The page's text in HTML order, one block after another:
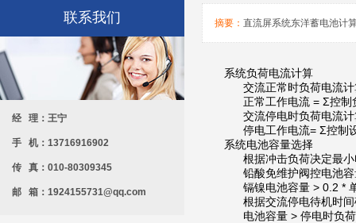
联系我们
经 理：王宁
手 机：13716916902
传 真：010-80309345
邮 箱：1924155731@qq.com
摘要： 直流屏系统东洋蓄电池计
系统负荷电流计算
交流正常时负荷电流计
正常工作电流 = Σ控制
交流停电时负荷电流计
停电工作电流= Σ控制
系统电池容量选择
根据冲击负荷决定最小
铅酸免维护阀控电池容
镉镍电池容量 > 0.2 *
根据交流停电待机时间
电池容量 > 停电时负荷